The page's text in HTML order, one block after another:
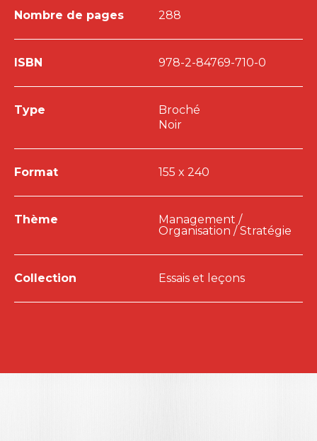
Nombre de pages 288
ISBN 978-2-84769-710-0
Type
Broché
Noir
Format 155 x 240
Thème
Management /
Organisation / Stratégie
Collection Essais et leçons